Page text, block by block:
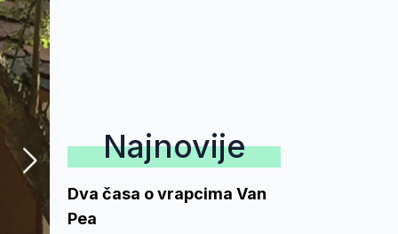
Najnovije
Dva časa o vrapcima Van
Pea